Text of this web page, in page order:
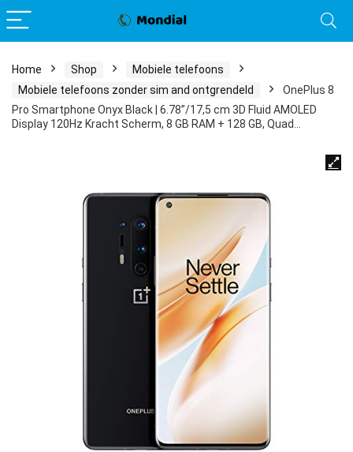
Home Shop
Mobiele telefoons
Mobiele telefoons zonder sim and ontgrendeld
OnePlus 8
Pro Smartphone Onyx Black | 6.78”/17,5 cm 3D Fluid AMOLED
Display 120Hz Kracht Scherm, 8 GB RAM + 128 GB, Quad…